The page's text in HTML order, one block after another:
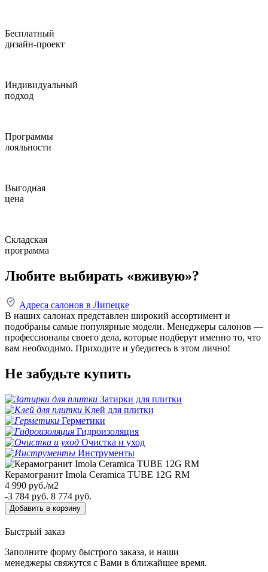
Бесплатный
дизайн-проект
Индивидуальный
подход
Программы
лояльности
Выгодная
цена
Складская
программа
Любите выбирать «вживую»?
Адреса салонов в Липецке
В наших салонах представлен широкий ассортимент и
подобраны самые популярные модели. Менеджеры салонов —
профессионалы своего дела, которые подберут именно то, что
вам необходимо. Приходите и убедитесь в этом лично!
Не забудьте купить
Затирки для плитки
Клей для плитки
Герметики
Гидроизоляция
Очистка и уход
Инструменты
Керамогранит Imola Ceramica TUBE 12G RM
4 990 руб./м2
-3 784 руб. 8 774 руб.
Добавить в корзину
Быстрый заказ
Заполните форму быстрого заказа, и наши
менеджеры свяжутся с Вами в ближайшее время.